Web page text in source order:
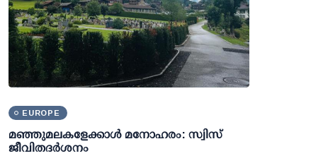
EUROPE
മഞ്ഞുമലകളേക്കാൾ മനോഹരം: സ്വിസ്
ജീവിതദർശനം